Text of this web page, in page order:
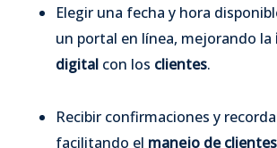
Elegir una fecha y hora
un portal en línea, mejorando la
digital con los clientes.
Recibir confirmaciones y
facilitando el manejo de clientes